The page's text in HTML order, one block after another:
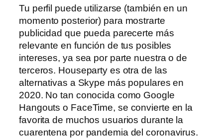
Tu perfil puede utilizarse (también en un
momento posterior) para mostrarte
publicidad que pueda parecerte más
relevante en función de tus posibles
intereses, ya sea por parte nuestra o de
terceros. Houseparty es otra de las
alternativas a Skype más populares en
2020. No tan conocida como Google
Hangouts o FaceTime, se convierte en la
favorita de muchos usuarios durante la
cuarentena por pandemia del coronavirus.